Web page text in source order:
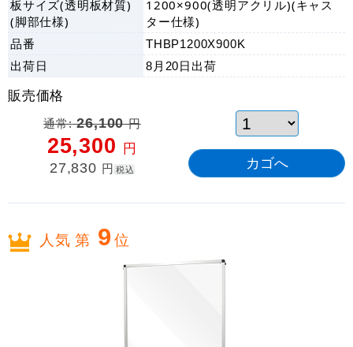
板サイズ(透明板材質)
(脚部仕様)
1200×900(透明アクリル)(キャス
ター仕様)
品番
THBP1200X900K
出荷日 8月20日 出荷
販売価格
通常:26,100円
25,300 円
27,830 円 税込
人気 第 9位